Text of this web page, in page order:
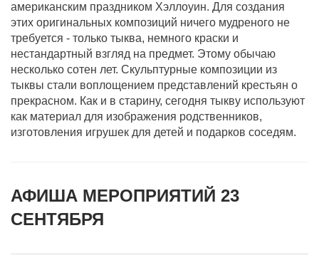
американским праздником Хэллоуин. Для создания
этих оригинальных композиций ничего мудреного не
требуется - только тыква, немного краски и
нестандартный взгляд на предмет. Этому обычаю
несколько сотен лет. Скульптурные композиции из
тыквы стали воплощением представлений крестьян о
прекрасном. Как и в старину, сегодня тыкву используют
как материал для изображения родственников,
изготовления игрушек для детей и подарков соседям.
АФИША МЕРОПРИЯТИЙ 23
СЕНТЯБРЯ